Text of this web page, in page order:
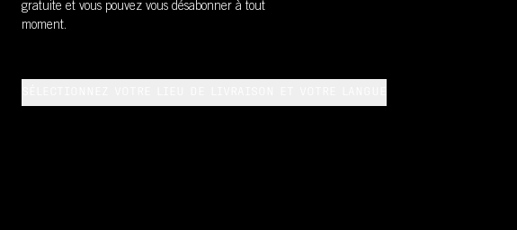
gratuite et vous pouvez vous désabonner à tout
moment.